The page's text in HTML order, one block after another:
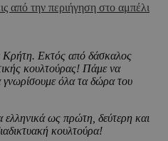
από την περιήγηση στο αμπέλι
Κρήτη. Εκτός από δάσκαλος
κουλτούρας! Πάμε να
γνωρίσουμε όλα τα δώρα του
ως πρώτη, δεύτερη και
κουλτούρα!